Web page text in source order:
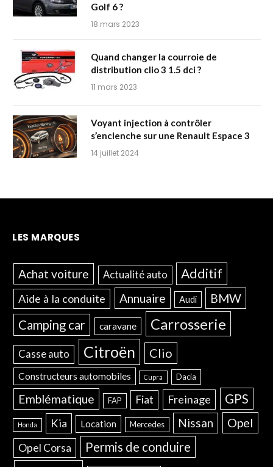
Golf 6 ?
18 mars 2023
Quand changer la courroie de
distribution clio 3 1.5 dci ?
11 mars 2023
Voyant injection à contrôler
s’enclenche sur une Renault Espace 3
14 juillet 2024
LES MARQUES
Achat voiture Actualité auto Additif
Aide à la conduite Annuaire Audi BMW
Camping car caravane Carrosserie
Casse auto Citroën Clio
Constructeurs automobiles Cupra Dacia
Emblématique FAP Fiat Freinage GPS
Honda Kia Location Mercedes Nissan Opel
Opel Corsa Permis de conduire